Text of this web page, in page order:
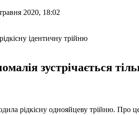
2020, 18:02
зустрічається
рідкісну однояйцеву трійню. Про